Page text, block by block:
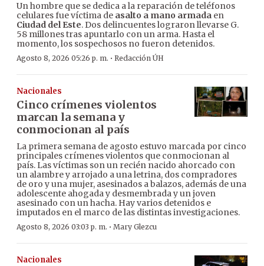
Un hombre que se dedica a la reparación de teléfonos
celulares fue víctima de asalto a mano armada en
Ciudad del Este. Dos delincuentes lograron llevarse G.
58 millones tras apuntarlo con un arma. Hasta el
momento, los sospechosos no fueron detenidos.
Agosto 8, 2026 05:26 p. m. · Redacción ÚH
Nacionales
Cinco crímenes violentos
marcan la semana y
conmocionan al país
La primera semana de agosto estuvo marcada por cinco
principales crímenes violentos que conmocionan al
país. Las víctimas son un recién nacido ahorcado con
un alambre y arrojado a una letrina, dos compradores
de oro y una mujer, asesinados a balazos, además de una
adolescente ahogada y desmembrada y un joven
asesinado con un hacha. Hay varios detenidos e
imputados en el marco de las distintas investigaciones.
Agosto 8, 2026 03:03 p. m. · Mary Glezcu
Nacionales